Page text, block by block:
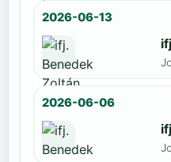
2026-06-13
2026-06-06